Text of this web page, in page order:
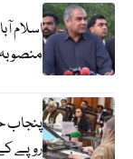
اسلام
روپے